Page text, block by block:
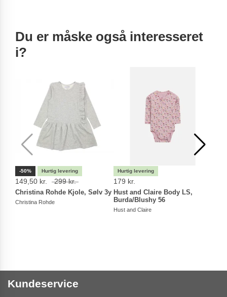
Du er måske også interesseret
i?
-50%
149,50 kr. 299 kr.
Christina Rohde Kjole, Sølv 3y
Christina Rohde
179 kr.
Hust and Claire Body LS,
Burda/Blushy 56
Hust and Claire
Kundeservice